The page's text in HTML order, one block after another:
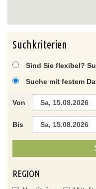
Suchkriterien
Sind Sie flexibel?
Suche mit festem
Von
Bis
REGION